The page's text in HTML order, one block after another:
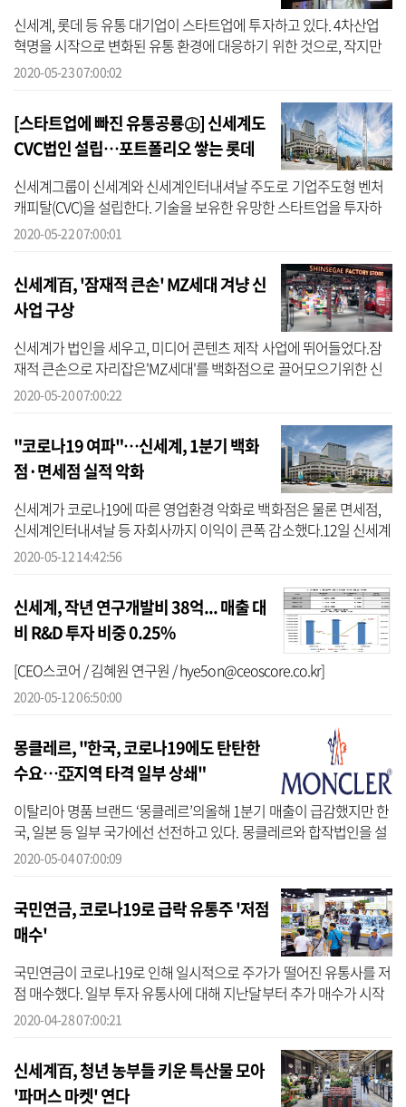
신세계, 롯데 등 유통 대기업이 스타트업에 투자하고 있다. 4차산업
혁명을 시작으로 변화된 유통 환경에 대응하기 위한 것으로, 작지만
유망 기술을 보유한 스타트업 지원을 통해 다양한 사업 기회를 모색
2020-05-23 07:00:02
[스타트업에 빠진 유통공룡㊤] 신세계도
CVC법인 설립…포트폴리오 쌓는 롯데
신세계그룹이 신세계와 신세계인터내셔날 주도로 기업주도형 벤처
캐피탈(CVC)을 설립한다. 기술을 보유한 유망한 스타트업을 투자하
기 위함이다. 이에 앞서 롯데는 CVC '롯데액셀러레이터'를 통해 120
2020-05-22 07:00:01
신세계百, '잠재적 큰손' MZ세대 겨냥 신
사업 구상
신세계가 법인을 세우고, 미디어 콘텐츠 제작 사업에 뛰어들었다.잠
재적 큰손으로 자리잡은'MZ세대'를 백화점으로 끌어모으기위한 신
사업 구상에 나선 것.20일 신세계에 따르면 이 회사는 지난 달 이사회
2020-05-20 07:00:22
"코로나19 여파"…신세계, 1분기 백화
점·면세점 실적 악화
신세계가 코로나19에 따른 영업환경 악화로 백화점은 물론 면세점,
신세계인터내셔날 등 자회사까지 이익이 큰폭 감소했다.12일 신세계
는 2020년 1분기 연결재무제표 기준 잠정 영업이익이 지난해동기 대
2020-05-12 14:42:56
신세계, 작년 연구개발비 38억... 매출 대
비 R&D 투자 비중 0.25%
[CEO스코어 / 김혜원 연구원 / hye5on@ceoscore.co.kr]
2020-05-12 06:50:00
몽클레르, "한국, 코로나19에도 탄탄한
수요…亞지역 타격 일부 상쇄"
이탈리아 명품 브랜드 ‘몽클레르’의올해 1분기 매출이 급감했지만 한
국, 일본 등 일부 국가에선 선전하고 있다. 몽클레르와 합작법인을 설
립해 국내에 몽클레르 제품을 판매하던 신세계인터내셔날은 올해 1
2020-05-04 07:00:09
국민연금, 코로나19로 급락 유통주 '저점
매수'
국민연금이 코로나19로 인해 일시적으로 주가가 떨어진 유통사를 저
점 매수했다. 일부 투자 유통사에 대해 지난달부터 추가 매수가 시작
된 것으로 확인됐다.28일 기업평가사이트 CEO스코어가 국민연금이
2020-04-28 07:00:21
신세계百, 청년 농부들 키운 특산물 모아
'파머스 마켓' 연다